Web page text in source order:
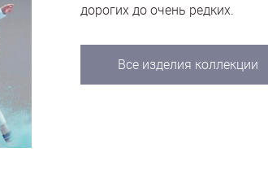
дорогих до очень редких.
Все изделия коллекции